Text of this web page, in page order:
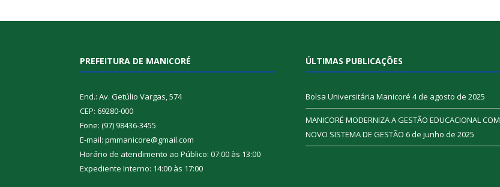
PREFEITURA DE MANICORÉ
End.: Av. Getúlio Vargas, 574
CEP: 69280-000
Fone: (97) 98436-3455
E-mail: pmmanicore@gmail.com
Horário de atendimento ao Público: 07:00 às 13:00
Expediente Interno: 14:00 às 17:00
ÚLTIMAS PUBLICAÇÕES
Bolsa Universitária Manicoré 4 de agosto de 2025
MANICORÉ MODERNIZA A GESTÃO EDUCACIONAL COM
NOVO SISTEMA DE GESTÃO 6 de junho de 2025